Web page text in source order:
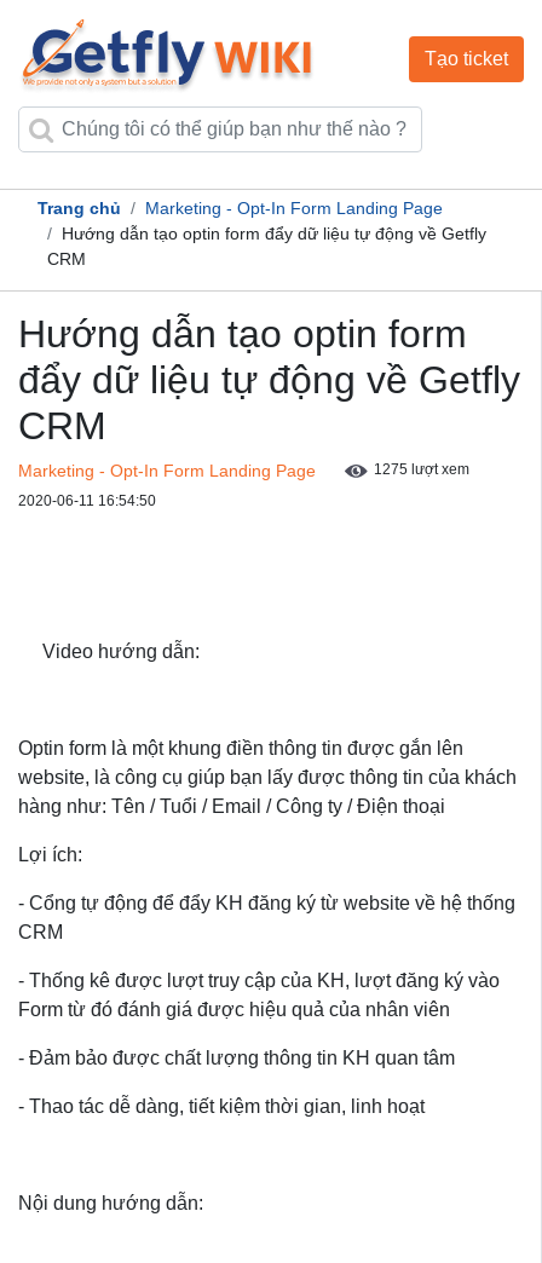
Tạo ticket
Trang chủ
Marketing - Opt-In Form Landing Page
Hướng dẫn tạo optin form đẩy dữ liệu tự động về Getfly
CRM
Hướng dẫn tạo optin form
đẩy dữ liệu tự động về Getfly
CRM
Marketing - Opt-In Form Landing Page
1275 lượt xem
2020-06-11 16:54:50
Video hướng dẫn:
Optin form là một khung điền thông tin được gắn lên
website, là công cụ giúp bạn lấy được thông tin của khách
hàng như: Tên / Tuổi / Email / Công ty / Điện thoại
Lợi ích:
- Cổng tự động để đẩy KH đăng ký từ website về hệ thống
CRM
- Thống kê được lượt truy cập của KH, lượt đăng ký vào
Form từ đó đánh giá được hiệu quả của nhân viên
- Đảm bảo được chất lượng thông tin KH quan tâm
- Thao tác dễ dàng, tiết kiệm thời gian, linh hoạt
Nội dung hướng dẫn: